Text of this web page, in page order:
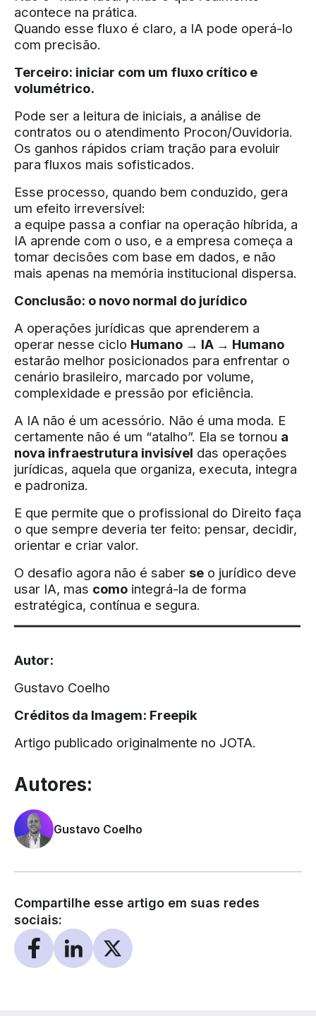
acontece na prática.
Quando esse fluxo é claro, a IA pode operá-lo
com precisão.
Terceiro: iniciar com um fluxo crítico e
volumétrico.
Pode ser a leitura de iniciais, a análise de
contratos ou o atendimento Procon/Ouvidoria.
Os ganhos rápidos criam tração para evoluir
para fluxos mais sofisticados.
Esse processo, quando bem conduzido, gera
um efeito irreversível:
a equipe passa a confiar na operação híbrida, a
IA aprende com o uso, e a empresa começa a
tomar decisões com base em dados, e não
mais apenas na memória institucional dispersa.
Conclusão: o novo normal do jurídico
A operações jurídicas que aprenderem a
operar nesse ciclo Humano → IA → Humano
estarão melhor posicionados para enfrentar o
cenário brasileiro, marcado por volume,
complexidade e pressão por eficiência.
A IA não é um acessório. Não é uma moda. E
certamente não é um “atalho”. Ela se tornou a
nova infraestrutura invisível das operações
jurídicas, aquela que organiza, executa, integra
e padroniza.
E que permite que o profissional do Direito faça
o que sempre deveria ter feito: pensar, decidir,
orientar e criar valor.
O desafio agora não é saber se o jurídico deve
usar IA, mas como integrá-la de forma
estratégica, contínua e segura.
▔▔▔▔▔▔▔▔▔▔▔▔▔▔▔▔▔▔▔▔▔▔▔▔▔▔▔▔▔
Autor:
Gustavo Coelho
Créditos da Imagem: Freepik
Artigo publicado originalmente no JOTA.
Autores:
Gustavo Coelho
Compartilhe esse artigo em suas redes
sociais: